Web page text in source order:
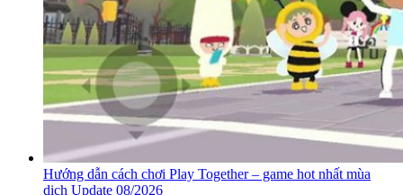
Hướng dẫn cách chơi Play Together – game hot nhất mùa
dịch Update 08/2026